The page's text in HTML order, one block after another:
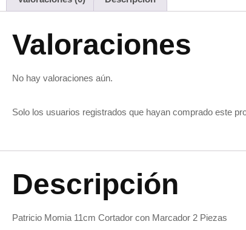
Valoraciones
No hay valoraciones aún.
Solo los usuarios registrados que hayan comprado este
Descripción
Patricio Momia 11cm Cortador con Marcador 2 Piezas